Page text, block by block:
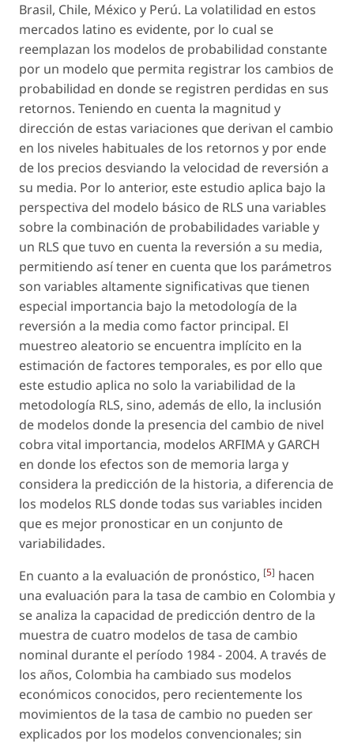
Brasil, Chile, México y Perú. La volatilidad en estos
mercados latino es evidente, por lo cual se
reemplazan los modelos de probabilidad constante
por un modelo que permita registrar los cambios de
probabilidad en donde se registren perdidas en sus
retornos. Teniendo en cuenta la magnitud y
dirección de estas variaciones que derivan el cambio
en los niveles habituales de los retornos y por ende
de los precios desviando la velocidad de reversión a
su media. Por lo anterior, este estudio aplica bajo la
perspectiva del modelo básico de RLS una variables
sobre la combinación de probabilidades variable y
un RLS que tuvo en cuenta la reversión a su media,
permitiendo así tener en cuenta que los parámetros
son variables altamente significativas que tienen
especial importancia bajo la metodología de la
reversión a la media como factor principal. El
muestreo aleatorio se encuentra implícito en la
estimación de factores temporales, es por ello que
este estudio aplica no solo la variabilidad de la
metodología RLS, sino, además de ello, la inclusión
de modelos donde la presencia del cambio de nivel
cobra vital importancia, modelos ARFIMA y GARCH
en donde los efectos son de memoria larga y
considera la predicción de la historia, a diferencia de
los modelos RLS donde todas sus variables inciden
que es mejor pronosticar en un conjunto de
variabilidades.
En cuanto a la evaluación de pronóstico, [5] hacen
una evaluación para la tasa de cambio en Colombia y
se analiza la capacidad de predicción dentro de la
muestra de cuatro modelos de tasa de cambio
nominal durante el período 1984 - 2004. A través de
los años, Colombia ha cambiado sus modelos
económicos conocidos, pero recientemente los
movimientos de la tasa de cambio no pueden ser
explicados por los modelos convencionales; sin